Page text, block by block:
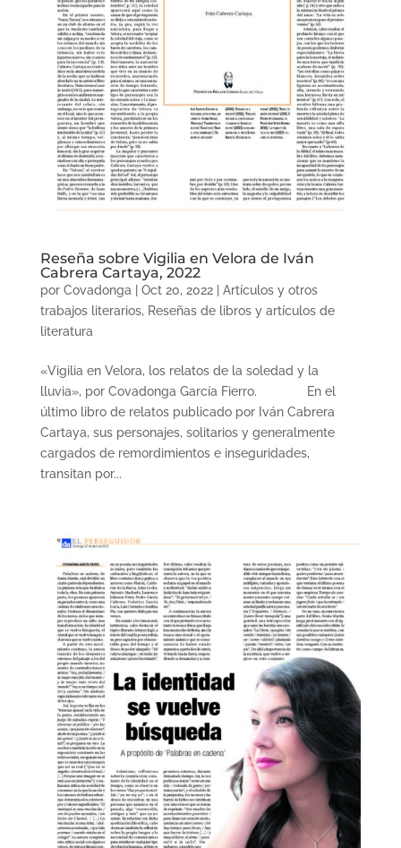
Reseña sobre Vigilia en Velora de Iván
Cabrera Cartaya, 2022
por Covadonga Oct 20, 2022| Artículos y otros
trabajos literarios, Reseñas de libros y artículos de
literatura
«Vigilia en Velora, los relatos de la soledad y la
lluvia», por Covadonga García Fierro. En el
último libro de relatos publicado por Iván Cabrera
Cartaya, sus personajes, solitarios y generalmente
cargados de remordimientos e inseguridades,
transitan por...